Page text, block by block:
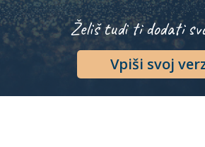
Želiš tudi ti dodati
Vpiši svoj